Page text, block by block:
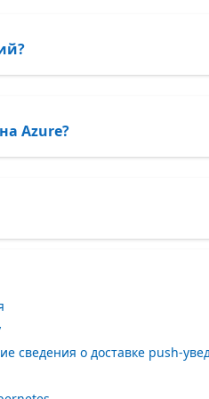
Azure?
сведения о доставке push-